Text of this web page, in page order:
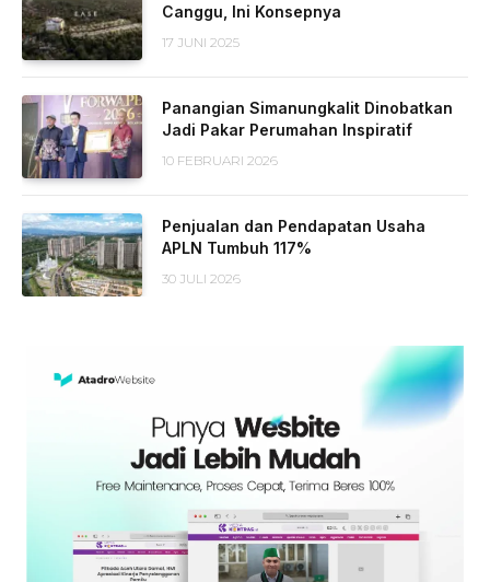
Canggu, Ini Konsepnya
17 JUNI 2025
Panangian Simanungkalit Dinobatkan
Jadi Pakar Perumahan Inspiratif
10 FEBRUARI 2026
Penjualan dan Pendapatan Usaha
APLN Tumbuh 117%
30 JULI 2026